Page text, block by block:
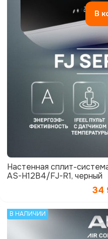
В
Настенная сплит-
AS-H12B4/FJ-R1, черный
34
В НАЛИЧИИ